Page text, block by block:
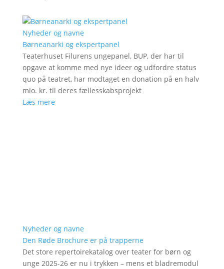
Nyheder og navne
Børneanarki og ekspertpanel
Teaterhuset Filurens ungepanel, BUP, der har til
opgave at komme med nye ideer og udfordre status
quo på teatret, har modtaget en donation på en halv
mio. kr. til deres fællesskabsprojekt
Læs mere
Nyheder og navne
Den Røde Brochure er på trapperne
Det store repertoirekatalog over teater for børn og
unge 2025-26 er nu i trykken – mens et bladremodul